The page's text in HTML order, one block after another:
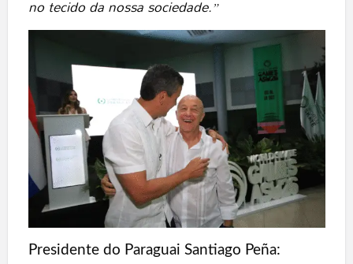
no tecido da nossa sociedade.”
Presidente do Paraguai Santiago Peña: